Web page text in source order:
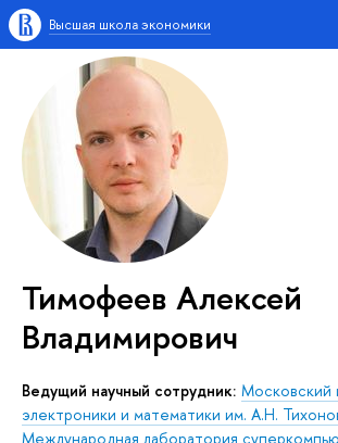
Высшая школа экономики
Тимофеев Алексей
Владимирович
Ведущий научный сотрудник: Московский
электроники и математики им. А.Н.
Международная лаборатория